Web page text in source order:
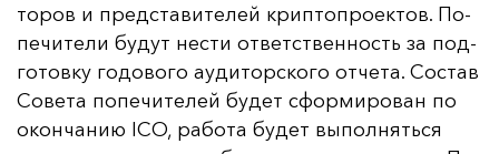
то­ров и пред­ста­ви­те­лей крип­топ­ро­ек­тов. По­
пе­чи­те­ли бу­дут нес­ти от­ветс­твен­ность за под­
го­тов­ку го­до­во­го а­уди­тор­ско­го от­че­та. Сос­тав
Со­ве­та по­пе­чи­те­лей бу­дет сфор­ми­ро­ван по
окон­ча­нию ICO, ра­бо­та бу­дет вы­пол­нять­ся